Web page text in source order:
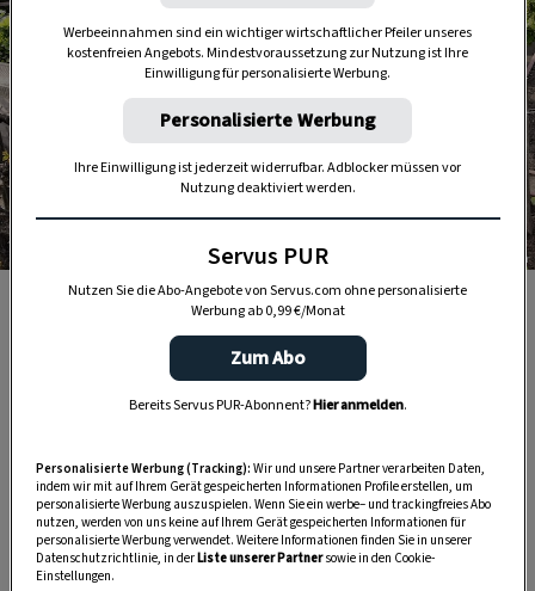
Foto: mauritius images / Garden World Images / Steffen Hauser
Bild: Mauritius Images
Werbeeinnahmen sind ein wichtiger wirtschaftlicher Pfeiler unseres
kostenfreien Angebots. Mindestvoraussetzung zur Nutzung ist Ihre
Einwilligung für personalisierte Werbung.
Personalisierte Werbung
Ihre Einwilligung ist jederzeit widerrufbar. Adblocker müssen vor
Nutzung deaktiviert werden.
Servus PUR
Nutzen Sie die Abo-Angebote von Servus.com ohne personalisierte
Werbung ab 0,99 €/Monat
Zum Abo
Bereits Servus PUR-Abonnent?Hier anmelden.
Personalisierte Werbung (Tracking): Wir und unsere Partner verarbeiten Daten,
indem wir mit auf Ihrem Gerät gespeicherten Informationen Profile erstellen, um
personalisierte Werbung auszuspielen. Wenn Sie ein werbe– und trackingfreies Abo
nutzen, werden von uns keine auf Ihrem Gerät gespeicherten Informationen für
personalisierte Werbung verwendet. Weitere Informationen finden Sie in unserer
Datenschutzrichtlinie, in derListe unserer Partnersowie in den Cookie-
Einstellungen.